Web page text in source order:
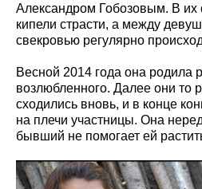
Александром Гобозовым. В их
кипели страсти, а между
свекровью регулярно
Весной 2014 года она родила
возлюбленного. Далее они то
сходились вновь, и в конце
на плечи участницы. Она
бывший не помогает ей